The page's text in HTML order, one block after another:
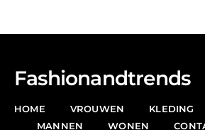
Fashionandtrends
HOME VROUWEN KLEDING
MANNEN
WONEN